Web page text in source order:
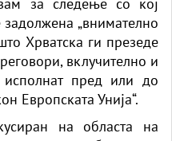
„внимателно
Хрватска ги презеде
вклучително и
пред или до
Европската Унија“.
на областа на